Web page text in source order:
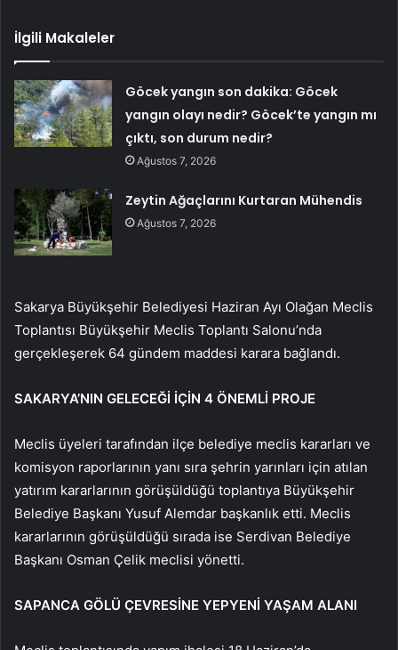
İlgili Makaleler
Göcek yangın son dakika: Göcek
yangın olayı nedir? Göcek’te yangın mı
çıktı, son durum nedir?
Ağustos 7, 2026
Zeytin Ağaçlarını Kurtaran Mühendis
Ağustos 7, 2026
Sakarya Büyükşehir Belediyesi Haziran Ayı Olağan Meclis
Toplantısı Büyükşehir Meclis Toplantı Salonu’nda
gerçekleşerek 64 gündem maddesi karara bağlandı.
SAKARYA’NIN GELECEĞİ İÇİN 4 ÖNEMLİ PROJE
Meclis üyeleri tarafından ilçe belediye meclis kararları ve
komisyon raporlarının yanı sıra şehrin yarınları için atılan
yatırım kararlarının görüşüldüğü toplantıya Büyükşehir
Belediye Başkanı Yusuf Alemdar başkanlık etti. Meclis
kararlarının görüşüldüğü sırada ise Serdivan Belediye
Başkanı Osman Çelik meclisi yönetti.
SAPANCA GÖLÜ ÇEVRESİNE YEPYENİ YAŞAM ALANI